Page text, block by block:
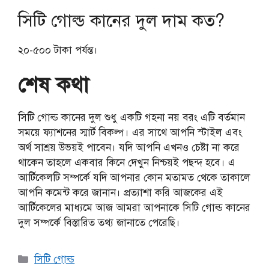
সিটি গোল্ড কানের দুল দাম কত?
২০-৫০০ টাকা পর্যন্ত।
শেষ কথা
সিটি গোল্ড কানের দুল শুধু একটি গহনা নয় বরং এটি বর্তমান
সময়ে ফ্যাশনের স্মার্ট বিকল্প। এর সাথে আপনি স্টাইল এবং
অর্থ সাশ্রয় উভয়ই পাবেন। যদি আপনি এখনও চেষ্টা না করে
থাকেন তাহলে একবার কিনে দেখুন নিশ্চয়ই পছন্দ হবে। এ
আর্টিকেলটি সম্পর্কে যদি আপনার কোন মতামত থেকে তাকালে
আপনি কমেন্ট করে জানান। প্রত্যাশা করি আজকের এই
আর্টিকেলের মাধ্যমে আজ আমরা আপনাকে সিটি গোল্ড কানের
দুল সম্পর্কে বিস্তারিত তথ্য জানাতে পেরেছি।
Categories
সিটি গোল্ড